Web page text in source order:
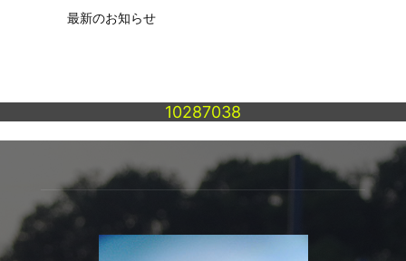
最新のお知らせ
10287038